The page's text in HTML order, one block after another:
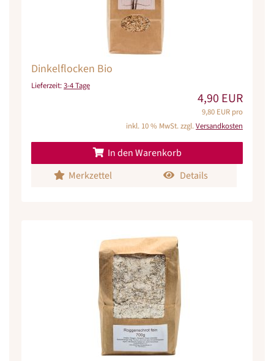
Dinkelflocken Bio
Lieferzeit:3-4 Tage
4,90 EUR
9,80 EUR pro
inkl. 10 % MwSt. zzgl.Versandkosten
In den Warenkorb
Merkzettel
Details